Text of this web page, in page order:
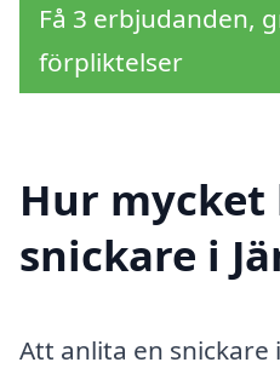
Få 3 erbjudanden,
förpliktelser
Hur mycket
snickare i
Att anlita en snickare